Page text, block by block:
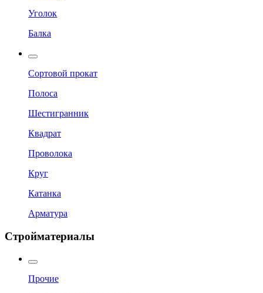
Уголок
Балка
Сортовой прокат
Полоса
Шестигранник
Квадрат
Проволока
Круг
Катанка
Арматура
Стройматериалы
Прочие